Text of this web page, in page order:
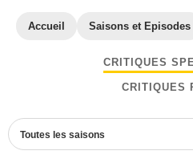
Accueil Saisons et Episodes
CRITIQUES
CRITIQUES
Toutes les saisons